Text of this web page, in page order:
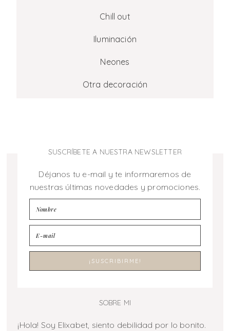
Chill out
Iluminación
Neones
Otra decoración
SUSCRÍBETE A NUESTRA NEWSLETTER
Déjanos tu e-mail y te informaremos de
nuestras últimas novedades y promociones.
SOBRE MI
¡Hola! Soy Elixabet, siento debilidad por lo bonito.